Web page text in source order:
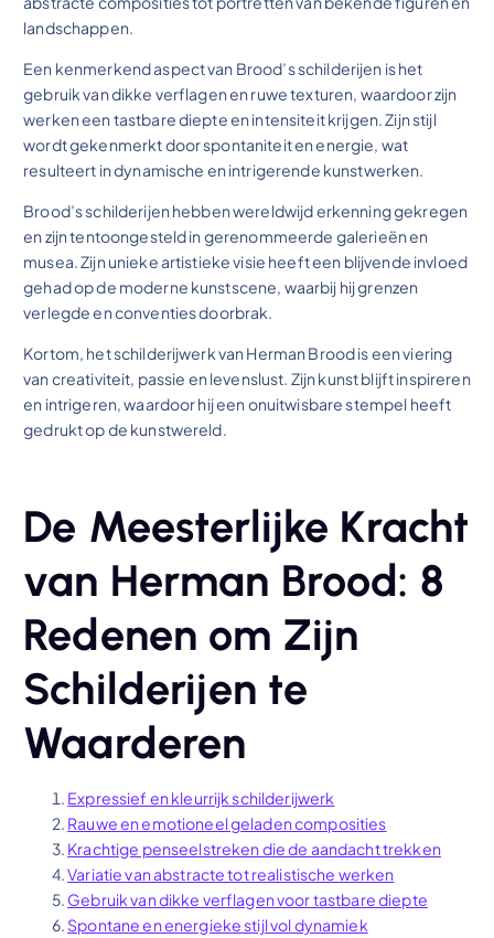
landschappen.
Een kenmerkend aspect van Brood’s schilderijen is het
gebruik van dikke verflagen en ruwe texturen, waardoor zijn
werken een tastbare diepte en intensiteit krijgen. Zijn stijl
wordt gekenmerkt door spontaniteit en energie, wat
resulteert in dynamische en intrigerende kunstwerken.
Brood’s schilderijen hebben wereldwijd erkenning gekregen
en zijn tentoongesteld in gerenommeerde galerieën en
musea. Zijn unieke artistieke visie heeft een blijvende invloed
gehad op de moderne kunstscene, waarbij hij grenzen
verlegde en conventies doorbrak.
Kortom, het schilderijwerk van Herman Brood is een viering
van creativiteit, passie en levenslust. Zijn kunst blijft inspireren
en intrigeren, waardoor hij een onuitwisbare stempel heeft
gedrukt op de kunstwereld.
De Meesterlijke Kracht
van Herman Brood: 8
Redenen om Zijn
Schilderijen te
Waarderen
Expressief en kleurrijk schilderijwerk
Rauwe en emotioneel geladen composities
Krachtige penseelstreken die de aandacht trekken
Variatie van abstracte tot realistische werken
Gebruik van dikke verflagen voor tastbare diepte
Spontane en energieke stijl vol dynamiek